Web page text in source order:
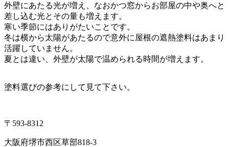
外壁にあたる光が増え、なおかつ窓からお部屋の中や奥へと
差し込む光とその量も増えます。
寒い季節にはありがたいことです。
冬は横から太陽があたるので意外に屋根の遮熱塗料はあまり
活躍していません。
夏とは違い、外壁が太陽で温められる時間が増えます。
塗料選びの参考にして見て下さい。
〒593-8312
大阪府堺市西区草部818-3